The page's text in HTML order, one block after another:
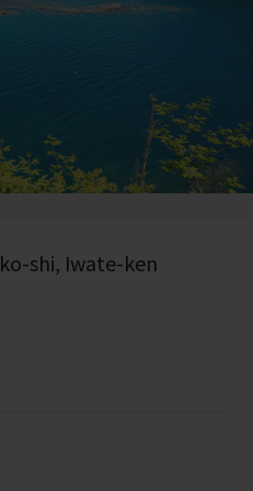
shi, Iwate-ken